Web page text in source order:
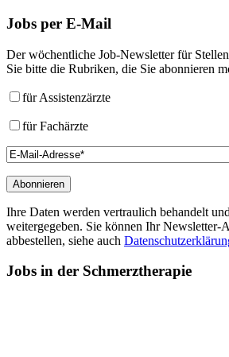
Jobs per E-Mail
Der wöchentliche Job-Newsletter für
Sie bitte die Rubriken, die Sie abonnieren
für Assistenzärzte
für Fachärzte
Ihre Daten werden vertraulich behandelt
weitergegeben. Sie können Ihr Newsletter-
abbestellen, siehe auch
Jobs in der Schmerztherapie